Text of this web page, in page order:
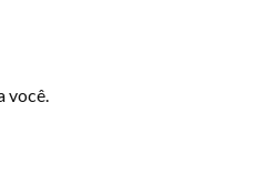
você.